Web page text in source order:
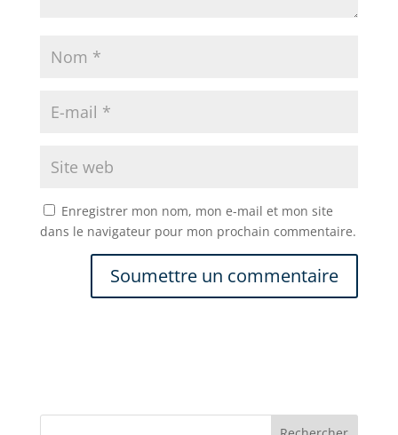
Enregistrer mon nom, mon e-mail et mon site
dans le navigateur pour mon prochain commentaire.